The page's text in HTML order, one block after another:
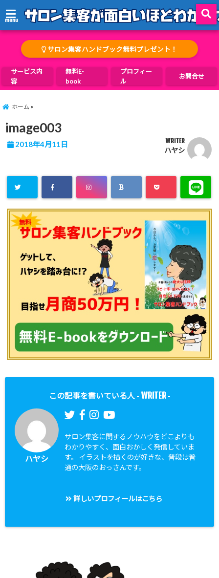
menu
サロン集客ハンドブック無料プレゼント！
サービス内
容
無料E-
book
プロフィー
ル
お問合せ
ホーム
image003
2018年4月11日 WRITER
ハヤシ
この記事を書いている人 - WRITER-
ハヤシ
サロン集客に関するノウハウをどこよりも
わかりやすく、面白おかしく発信していま
す。 イラストを描くのが好きな、普段は普
通の大阪のおっさんです。
詳しいプロフィールはこちら